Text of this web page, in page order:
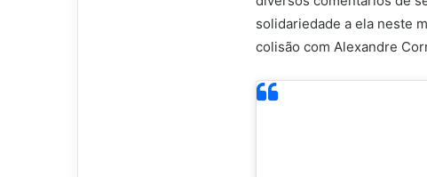
solidariedade a ela neste
colisão com Alexandre